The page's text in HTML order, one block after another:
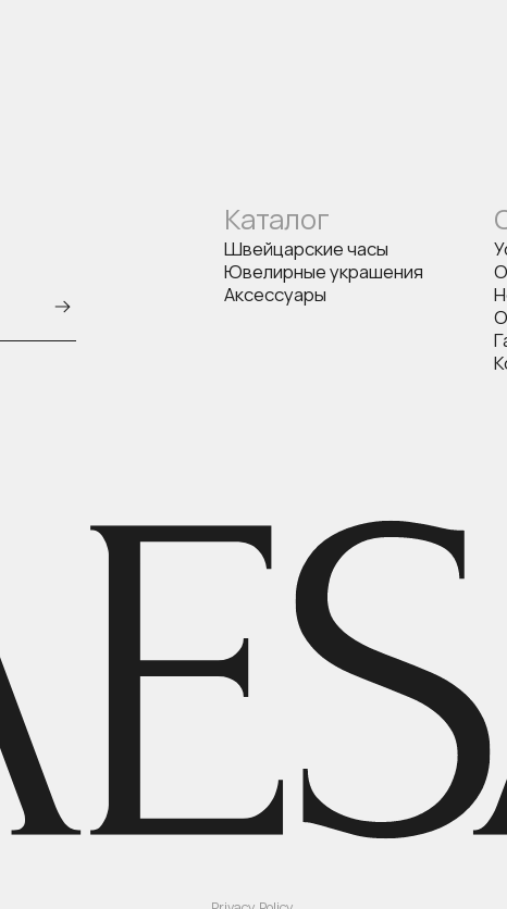
Каталог
Швейцарские часы
Ювелирные украшения
Аксессуары